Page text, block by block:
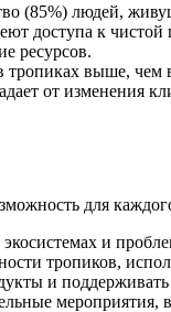
(85%) людей,
доступа к
ресурсов.
тропиках выше, чем
от изменения
для
и
тропиков,
и